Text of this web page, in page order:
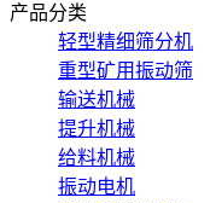
产品分类
轻型精细筛分机
重型矿用振动筛
输送机械
提升机械
给料机械
振动电机